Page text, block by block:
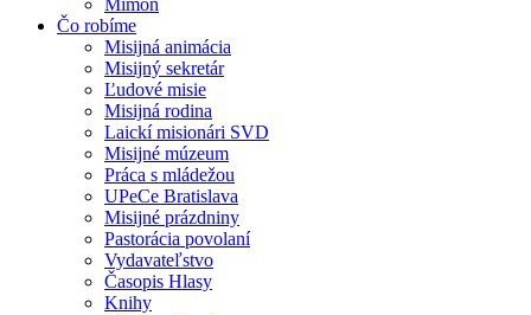
Mimoň
Čo robíme
Misijná animácia
Misijný sekretár
Ľudové misie
Misijná rodina
Laickí misionári SVD
Misijné múzeum
Práca s mládežou
UPeCe Bratislava
Misijné prázdniny
Pastorácia povolaní
Vydavateľstvo
Časopis Hlasy
Knihy